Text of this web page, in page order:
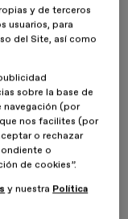
o deportivas, si no
del yoga y del
Paltrow
vende como
materializa si
os
éticas, para que
la estética.
y de una
y de terceros
usuarios, para
del Site, así como
sobre la base de
navegación (por
nos facilites (por
o rechazar
o
de cookies”.
y nuestra Política